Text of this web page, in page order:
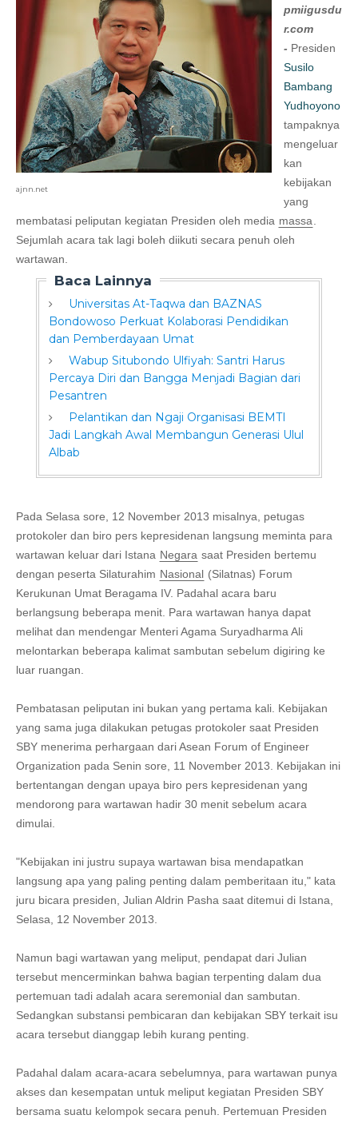
ajnn.net
pmiigusdu
r.com
- Presiden
Susilo
Bambang
Yudhoyono
tampaknya
mengeluar
kan
kebijakan
yang
membatasi peliputan kegiatan Presiden oleh media massa
Sejumlah acara tak lagi boleh diikuti secara penuh oleh
wartawan.
Baca Lainnya
Universitas At-Taqwa dan BAZNAS
Bondowoso Perkuat Kolaborasi Pendidikan
dan Pemberdayaan Umat
Wabup Situbondo Ulfiyah: Santri Harus
Percaya Diri dan Bangga Menjadi Bagian dari
Pesantren
Pelantikan dan Ngaji Organisasi BEMTI
Jadi Langkah Awal Membangun Generasi Ulul
Albab
Pada Selasa sore, 12 November 2013 misalnya, petugas
protokoler dan biro pers kepresidenan langsung meminta para
wartawan keluar dari Istana Negara saat Presiden bertemu
dengan peserta Silaturahim Nasional (Silatnas) Forum
Kerukunan Umat Beragama IV. Padahal acara baru
berlangsung beberapa menit. Para wartawan hanya dapat
melihat dan mendengar Menteri Agama Suryadharma Ali
melontarkan beberapa kalimat sambutan sebelum digiring ke
luar ruangan.
Pembatasan peliputan ini bukan yang pertama kali. Kebijakan
yang sama juga dilakukan petugas protokoler saat Presiden
SBY menerima perhargaan dari Asean Forum of Engineer
Organization pada Senin sore, 11 November 2013. Kebijakan ini
bertentangan dengan upaya biro pers kepresidenan yang
mendorong para wartawan hadir 30 menit sebelum acara
dimulai.
"Kebijakan ini justru supaya wartawan bisa mendapatkan
langsung apa yang paling penting dalam pemberitaan itu," kata
juru bicara presiden, Julian Aldrin Pasha saat ditemui di Istana,
Selasa, 12 November 2013.
Namun bagi wartawan yang meliput, pendapat dari Julian
tersebut mencerminkan bahwa bagian terpenting dalam dua
pertemuan tadi adalah acara seremonial dan sambutan.
Sedangkan substansi pembicaran dan kebijakan SBY terkait isu
acara tersebut dianggap lebih kurang penting.
Padahal dalam acara-acara sebelumnya, para wartawan punya
akses dan kesempatan untuk meliput kegiatan Presiden SBY
bersama suatu kelompok secara penuh. Pertemuan Presiden